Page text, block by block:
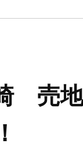
売